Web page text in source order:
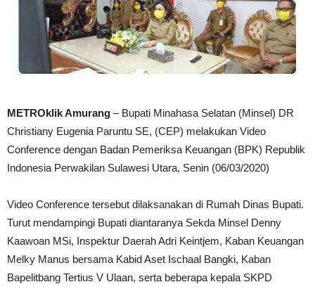
METROklik Amurang – Bupati Minahasa Selatan (Minsel) DR
Christiany Eugenia Paruntu SE, (CEP) melakukan Video
Conference dengan Badan Pemeriksa Keuangan (BPK) Republik
Indonesia Perwakilan Sulawesi Utara, Senin (06/03/2020)
Video Conference tersebut dilaksanakan di Rumah Dinas Bupati.
Turut mendampingi Bupati diantaranya Sekda Minsel Denny
Kaawoan MSi, Inspektur Daerah Adri Keintjem, Kaban Keuangan
Melky Manus bersama Kabid Aset Ischaal Bangki, Kaban
Bapelitbang Tertius V Ulaan, serta beberapa kepala SKPD